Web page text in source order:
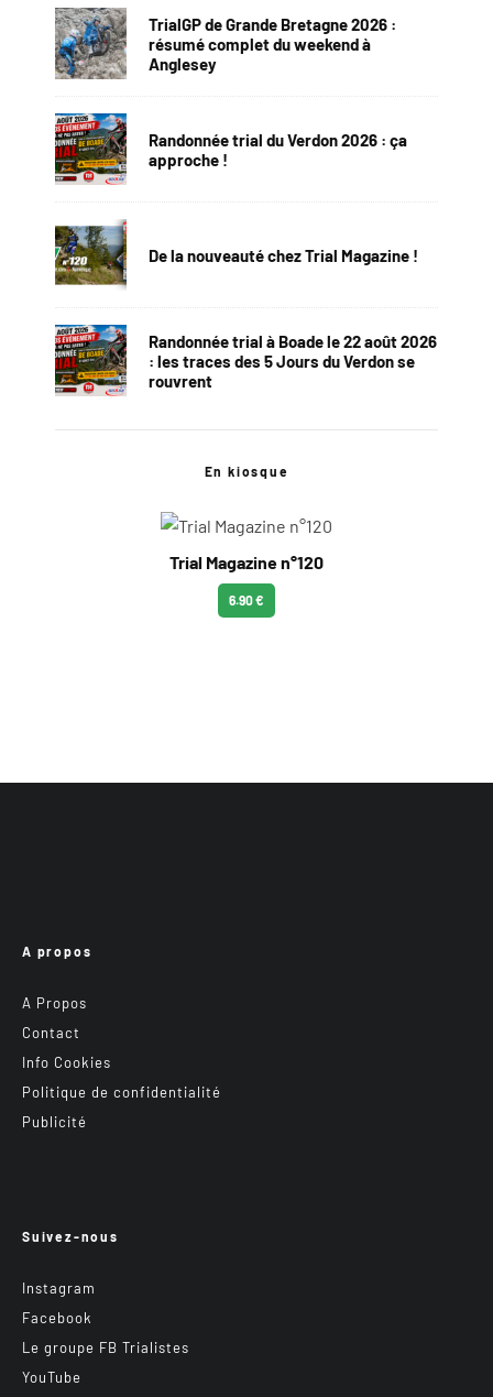
TrialGP de Grande Bretagne 2026 :
résumé complet du weekend à
Anglesey
Randonnée trial du Verdon 2026 : ça
approche !
De la nouveauté chez Trial Magazine !
Randonnée trial à Boade le 22 août 2026
: les traces des 5 Jours du Verdon se
rouvrent
En kiosque
Trial Magazine n°120
6.90 €
A propos
A Propos
Contact
Info Cookies
Politique de confidentialité
Publicité
Suivez-nous
Instagram
Facebook
Le groupe FB Trialistes
YouTube